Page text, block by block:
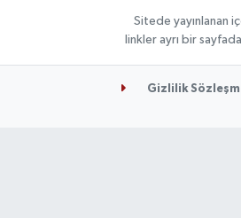
Sitede yayınlanan
linkler ayrı bir
Gizlilik